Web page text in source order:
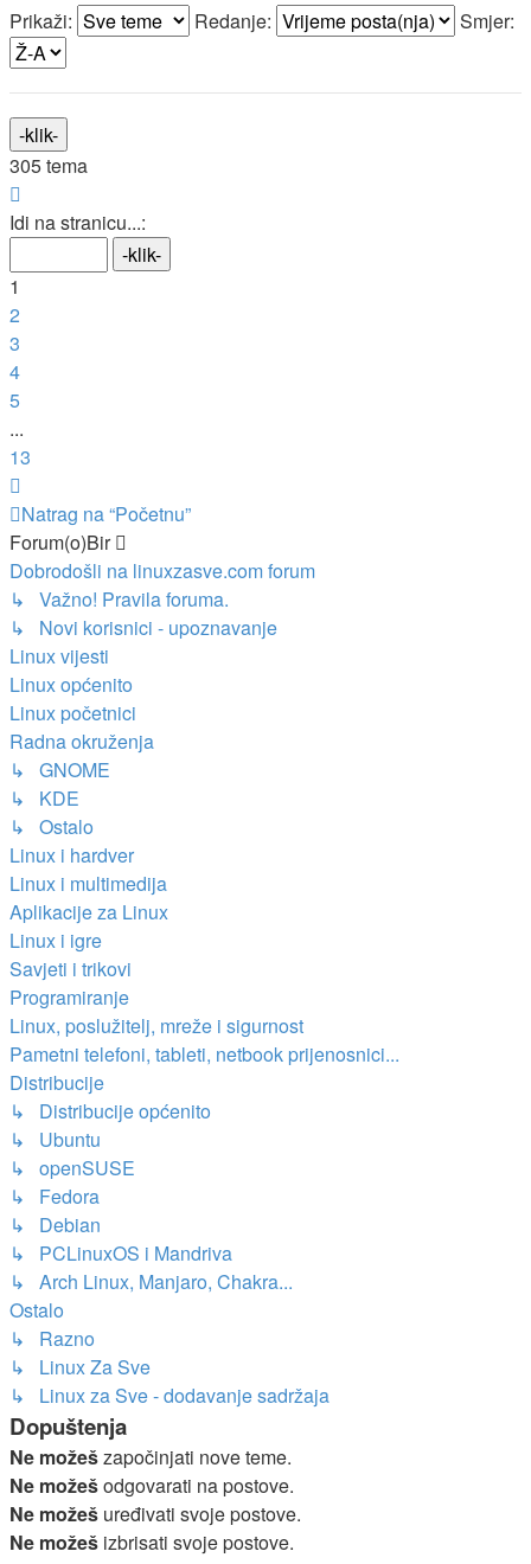
Prikaži: Redanje: Smjer:
305 tema
1 13.
Idi na stranicu...:
1
2
3
4
5
...
13
Natrag na “Početnu”
Forum(o)Bir
Dobrodošli na linuxzasve.com forum
↳ Važno! Pravila foruma.
↳ Novi korisnici - upoznavanje
Linux vijesti
Linux općenito
Linux početnici
Radna okruženja
↳ GNOME
↳ KDE
↳ Ostalo
Linux i hardver
Linux i multimedija
Aplikacije za Linux
Linux i igre
Savjeti i trikovi
Programiranje
Linux, poslužitelj, mreže i sigurnost
Pametni telefoni, tableti, netbook prijenosnici...
Distribucije
↳ Distribucije općenito
↳ Ubuntu
↳ openSUSE
↳ Fedora
↳ Debian
↳ PCLinuxOS i Mandriva
↳ Arch Linux, Manjaro, Chakra...
Ostalo
↳ Razno
↳ Linux Za Sve
↳ Linux za Sve - dodavanje sadržaja
Dopuštenja
Ne možešzapočinjati nove teme.
Ne možešodgovarati na postove.
Ne možeš uređivati svoje postove.
Ne možeš izbrisati svoje postove.